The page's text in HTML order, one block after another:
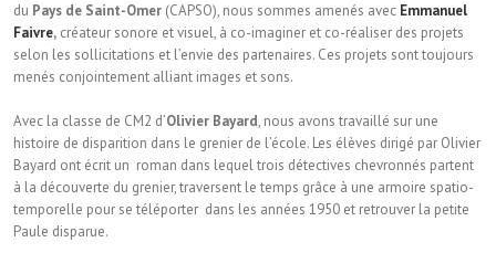
du Pays de Saint-Omer (CAPSO), nous sommes amenés avec Emmanuel
Faivre, créateur sonore et visuel, à co-imaginer et co-réaliser des projets
selon les sollicitations et l’envie des partenaires. Ces projets sont toujours
menés conjointement alliant images et sons.
Avec la classe de CM2 d’Olivier Bayard, nous avons travaillé sur une
histoire de disparition dans le grenier de l’école. Les élèves dirigé par Olivier
Bayard ont écrit un roman dans lequel trois détectives chevronnés partent
à la découverte du grenier, traversent le temps grâce à une armoire spatio-
temporelle pour se téléporter dans les années 1950 et retrouver la petite
Paule disparue.